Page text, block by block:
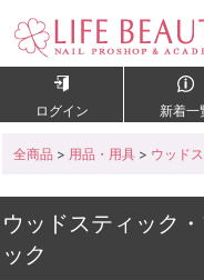
ログイン 新着一
全商品 > 用品・用具 > ウッド
ウッドスティック
ック